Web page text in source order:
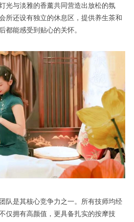
光与淡雅的香薰共同营造出放松的氛
所还设有独立的休息区，提供养生茶和
都能感受到贴心的关怀。
是其核心竞争力之一。所有技师均经
仅拥有高颜值，更具备扎实的按摩技